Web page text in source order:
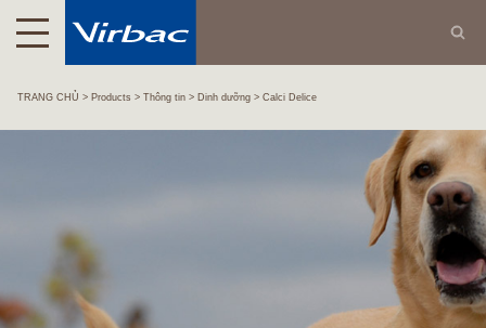
TRANG CHỦ Products Thông tin Dinh dưỡng Calci Delice